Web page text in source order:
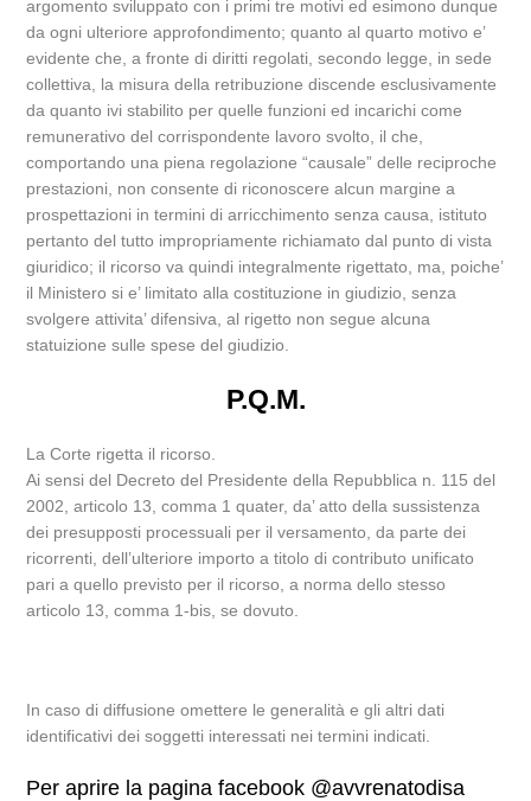
argomento sviluppato con i primi tre motivi ed esimono dunque
da ogni ulteriore approfondimento; quanto al quarto motivo e’
evidente che, a fronte di diritti regolati, secondo legge, in sede
collettiva, la misura della retribuzione discende esclusivamente
da quanto ivi stabilito per quelle funzioni ed incarichi come
remunerativo del corrispondente lavoro svolto, il che,
comportando una piena regolazione “causale” delle reciproche
prestazioni, non consente di riconoscere alcun margine a
prospettazioni in termini di arricchimento senza causa, istituto
pertanto del tutto impropriamente richiamato dal punto di vista
giuridico; il ricorso va quindi integralmente rigettato, ma, poiche’
il Ministero si e’ limitato alla costituzione in giudizio, senza
svolgere attivita’ difensiva, al rigetto non segue alcuna
statuizione sulle spese del giudizio.
P.Q.M.
La Corte rigetta il ricorso.
Ai sensi del Decreto del Presidente della Repubblica n. 115 del
2002, articolo 13, comma 1 quater, da’ atto della sussistenza
dei presupposti processuali per il versamento, da parte dei
ricorrenti, dell’ulteriore importo a titolo di contributo unificato
pari a quello previsto per il ricorso, a norma dello stesso
articolo 13, comma 1-bis, se dovuto.
In caso di diffusione omettere le generalità e gli altri dati
identificativi dei soggetti interessati nei termini indicati.
Per aprire la pagina facebook @avvrenatodisa